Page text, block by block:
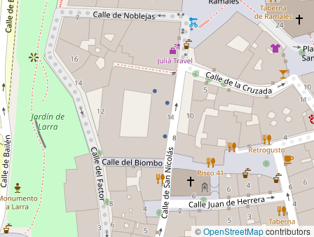
©OpenStreetMapcontributors